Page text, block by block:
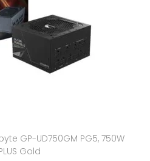
GP-UD750GM PG5, 750W
Gold